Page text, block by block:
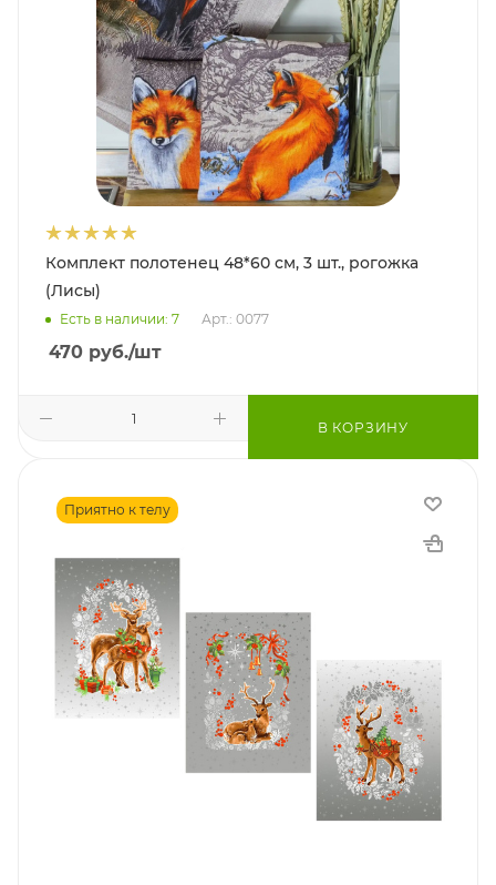
Комплект полотенец 48*60 см, 3 шт., рогожка
(Лисы)
Есть в наличии: 7 Арт.: 0077
470 руб./шт
В КОРЗИНУ
Приятно к телу